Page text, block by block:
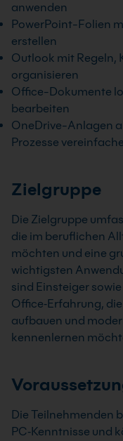
anwenden
PowerPoint-Folien
erstellen
Outlook mit Regeln,
organisieren
Office-Dokumente
bearbeiten
OneDrive-Anlagen
Prozesse
Zielgruppe
Die Zielgruppe
die im beruflichen
möchten und eine
wichtigsten
sind Einsteiger
Office‑Erfahrung,
aufbauen und
kennenlernen
Die Teilnehmenden
PC‑Kenntnisse und